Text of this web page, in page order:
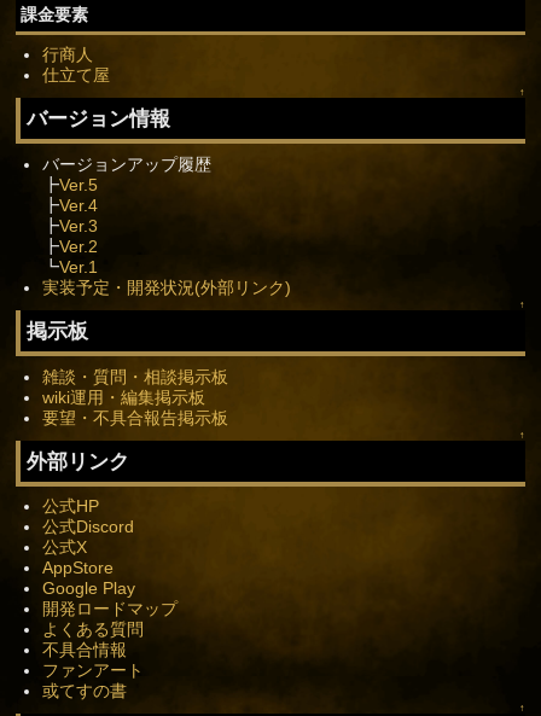
課金要素
行商人
仕立て屋
↑
バージョン情報
バージョンアップ履歴
┣Ver.5
┣Ver.4
┣Ver.3
┣Ver.2
┗Ver.1
実装予定・開発状況(外部リンク)
↑
掲示板
雑談・質問・相談掲示板
wiki運用・編集掲示板
要望・不具合報告掲示板
↑
外部リンク
公式HP
公式Discord
公式X
AppStore
Google Play
開発ロードマップ
よくある質問
不具合情報
ファンアート
或てすの書
↑